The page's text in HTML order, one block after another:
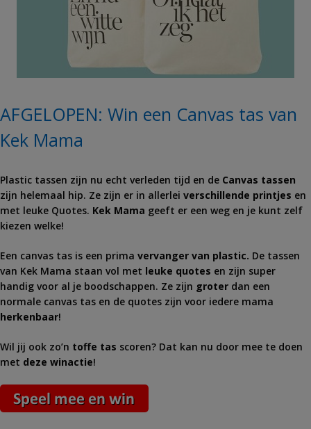
AFGELOPEN: Win een Canvas tas van
Kek Mama
Plastic tassen zijn nu echt verleden tijd en de Canvas tassen
zijn helemaal hip. Ze zijn er in allerlei verschillende printjes en
met leuke Quotes. Kek Mama geeft er een weg en je kunt zelf
kiezen welke!
Een canvas tas is een prima vervanger van plastic. De tassen
van Kek Mama staan vol met leuke quotes en zijn super
handig voor al je boodschappen. Ze zijn groter dan een
normale canvas tas en de quotes zijn voor iedere mama
herkenbaar!
Wil jij ook zo’n toffe tas scoren? Dat kan nu door mee te doen
met deze winactie!